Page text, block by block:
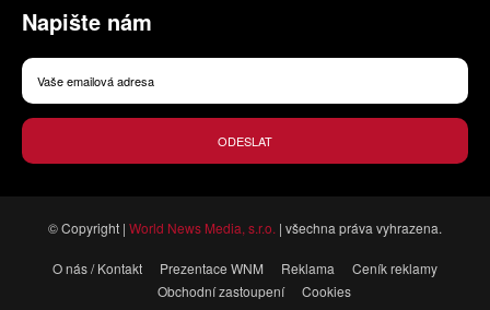
Napište nám
ODESLAT
© Copyright | World News Media, s.r.o. | všechna práva vyhrazena.
O nás / Kontakt Prezentace WNM Reklama
Ceník reklamy
Obchodní zastoupení
Cookies